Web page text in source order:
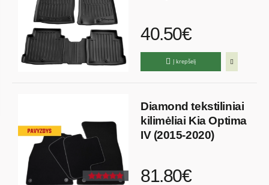
40.50€
Į krepšelį
Diamond tekstiliniai
kilimėliai Kia Optima
IV (2015-2020)
81.80€